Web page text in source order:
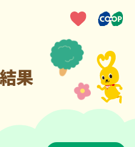
果